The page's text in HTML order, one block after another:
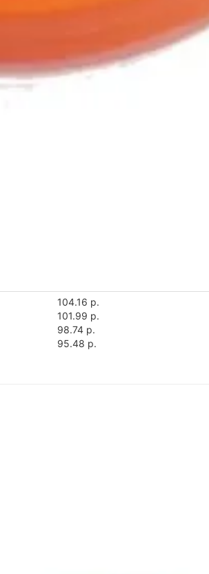
104.16 р.
101.99 р.
98.74 р.
95.48 р.